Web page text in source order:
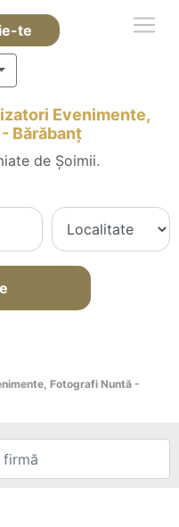
te
Evenimente,
Bărăbanţ
de Șoimii.
Fotografi Nuntă -